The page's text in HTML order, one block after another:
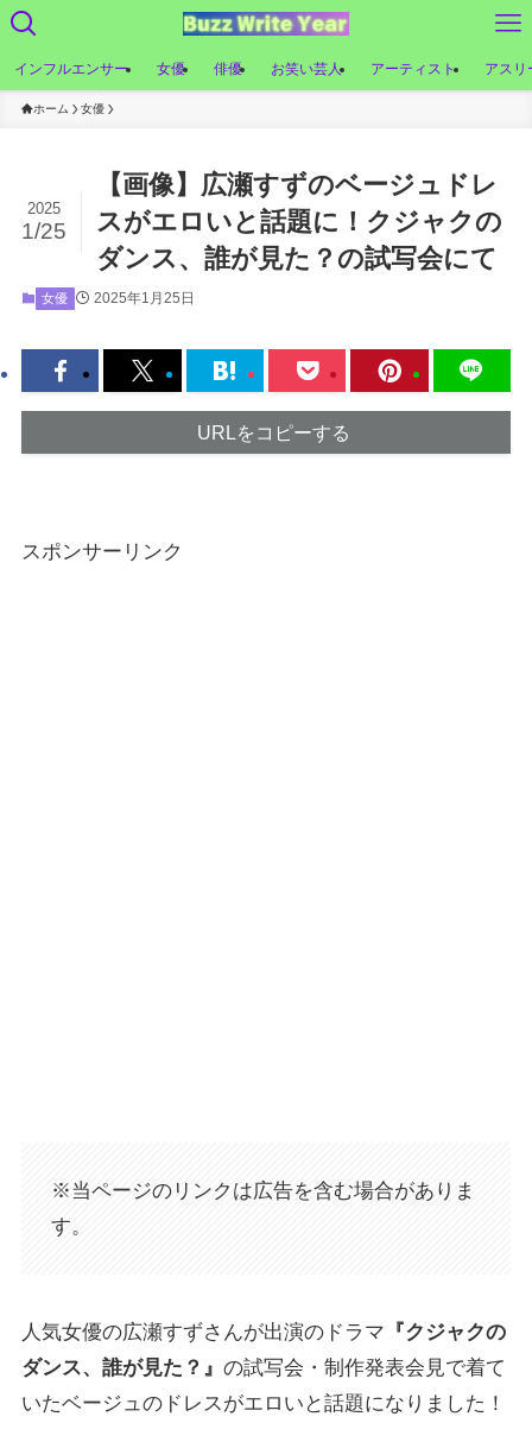
インフルエンサー 女優 俳優 お笑い芸人 アーティスト アスリ
ホーム 女優
【画像】広瀬すずのベージュドレ
スがエロいと話題に！クジャクの
ダンス、誰が見た？の試写会にて
2025
1/25
女優 2025年1月25日
URLをコピーする
スポンサーリンク
※当ページのリンクは広告を含む場合がありま
す。
人気女優の広瀬すずさんが出演のドラマ 『クジャクの
ダンス、誰が見た？』 の試写会・制作発表会見で着て
いたベージュのドレスがエロいと話題になりました！